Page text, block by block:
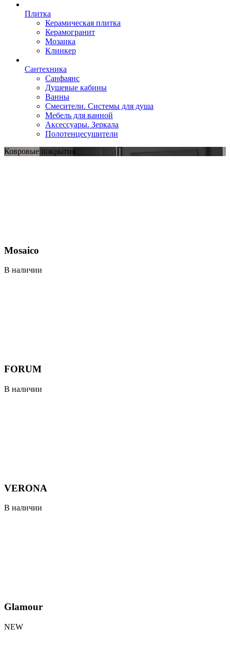
Плитка
Керамическая плитка
Керамогранит
Мозаика
Клинкер
Сантехника
Санфаянс
Душевые кабины
Ванны
Смесители. Системы для душа
Мебель для ванной
Аксессуары. Зеркала
Полотенцесушители
Ковровые покрытия
Mosaico
В наличии
FORUM
В наличии
VERONA
В наличии
Glamour
NEW